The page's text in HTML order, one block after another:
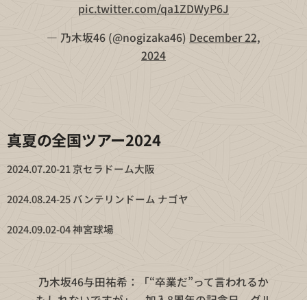
pic.twitter.com/qa1ZDWyP6J
— 乃木坂46 (@nogizaka46) December 22,
2024
真夏の全国ツアー2024
2024.07.20-21 京セラドーム大阪
2024.08.24-25 バンテリンドーム ナゴヤ
2024.09.02-04 神宮球場
乃木坂46与田祐希：「“卒業だ”って言われるか